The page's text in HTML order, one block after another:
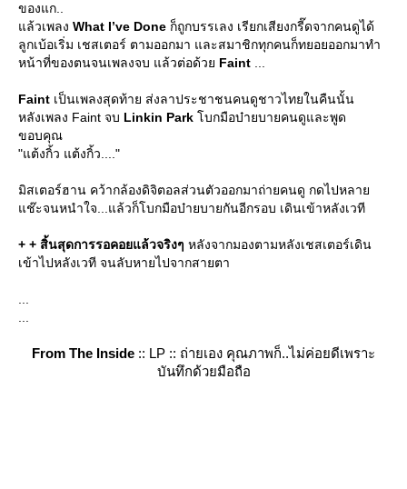
ของแก..
ล้วเพลง What I’ve Done ก็ถูกบรรเลง เรียกเสียงกรี๊ดจากคนดูได้
ลูกเบ้อเริ่ม เชสเตอร์ ตามออกมา และสมาชิกทุกคนก็ทยอยออกมาทำ
หน้าที่ของตนจนเพลงจบ แล้วต่อด้ว Faint ...
Faint เป็นเพลงสุดท้าย ส่งลาประชาชนคนดูชาวไทยในคืนนั้น
หลังเพลง Faint จบ Linkin Park บกมือบ๋ายบายคนดูและพูด
ขอบคุณ
"แต้งกิ้ว แต้งกิ้ว...."
มิสเตอร์ฮาน คว้ากล้องดิจิตอลส่วนตัวออกมาถ่ายคนดู กดไปหลา
ช๊ะจนหนำใจ...แล้วก็โบกมือบ๋ายบายกันอีกรอบ เดินเข้าหลังเวที
+ + สิ้นสุดการรอคอยแล้วจริงๆ หลังจากมองตามหลังเชสเตอร์เดิน
เข้าไปหลังเวที จนลับหายไปจากสายตา
...
...
From The Inside :: LP :: ถ่ายเอง คุณภาพก็..ไม่ค่อยดีเพราะ
บันทึกด้วยมือถือ